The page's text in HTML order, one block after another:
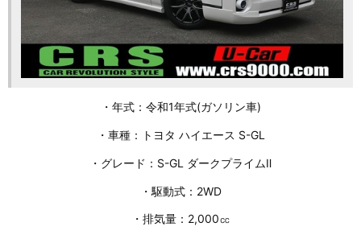
・年式：令和1年式(ガソリン車)
・車種：トヨタ ハイエース S-GL
・グレード：S-GL ダークプライムⅡ
・駆動式：2WD
・排気量：2,000㏄